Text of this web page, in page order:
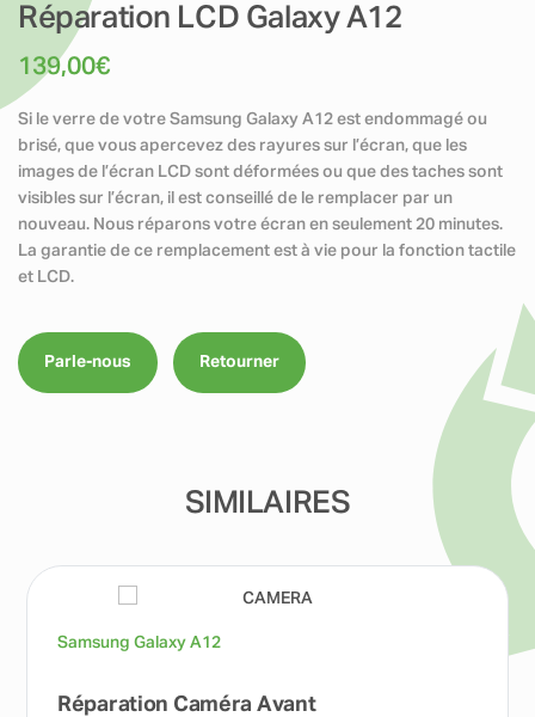
Réparation LCD Galaxy A12
139,00€
Si le verre de votre Samsung Galaxy A12 est endommagé ou
brisé, que vous apercevez des rayures sur l’écran, que les
images de l’écran LCD sont déformées ou que des taches sont
visibles sur l’écran, il est conseillé de le remplacer par un
nouveau. Nous réparons votre écran en seulement 20 minutes.
La garantie de ce remplacement est à vie pour la fonction tactile
et LCD.
Parle-nous Retourner
SIMILAIRES
Samsung Galaxy A12
Réparation Caméra Avant